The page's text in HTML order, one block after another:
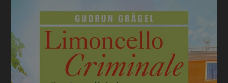
GESCHENKIDEEN & MEHR
SCHULE & BÜRO
BUCHTIPPS